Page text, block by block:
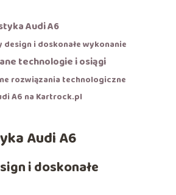
Audi A6
design i doskonałe wykonanie
technologie i osiągi
rozwiązania technologiczne
A6 na Kartrock.pl
Audi A6
i doskonałe